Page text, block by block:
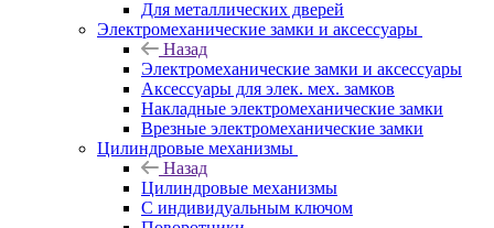
Для металлических дверей
Электромеханические замки и аксессуары
Назад
Электромеханические замки и аксессуары
Аксессуары для элек. мех. замков
Накладные электромеханические замки
Врезные электромеханические замки
Цилиндровые механизмы
Назад
Цилиндровые механизмы
С индивидуальным ключом